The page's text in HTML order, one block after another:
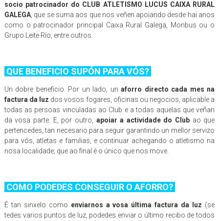
socio patrocinador do CLUB ATLETISMO LUCUS CAIXA RURAL
GALEGA, que se suma aos que nos veñen apoiando desde hai anos
como o patrocinador principal Caixa Rural Galega, Monbus ou o
Grupo Leite Río, entre outros.
QUE BENEFICIO SUPÓN PARA VÓS?
Un dobre beneficio. Por un lado, unaforro directo cada mes na
factura da luz dos vosos fogares, oficinas ou negocios, aplicable a
todas as persoas vinculadas ao Club e a todas aquelas que veñan
da vosa parte. E, por outro, apoiar a actividade do Clubao que
pertencedes, tan necesario para seguir garantindo un mellor servizo
para vós, atletas e familias, e continuar achegando o atletismo na
nosa localidade; que ao final é o único que nos move.
COMO PODEDES CONSEGUIR O AFORRO?
É tan sinxelo como enviarnos a vosa última factura da luz (se
tedes varios puntos de luz, podedes enviar o último recibo de todos